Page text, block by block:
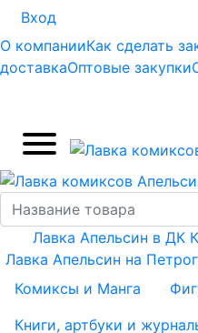
Вход
О компанииКак сделать
доставкаОптовые закупки
Лавка Апельсин в ДК
Лавка Апельсин на
Комиксы и Манга
Книги, артбуки и